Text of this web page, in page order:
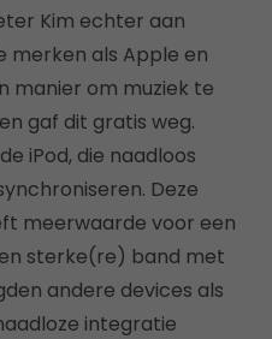
Kim echter aan
als Apple en
manier om muziek te
gaf dit gratis weg.
iPod, die naadloos
Deze
meerwaarde voor een
sterke(re) band met
andere devices als
integratie